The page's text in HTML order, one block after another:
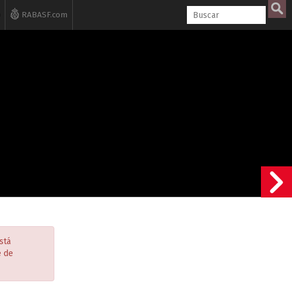
RABASF.com
de